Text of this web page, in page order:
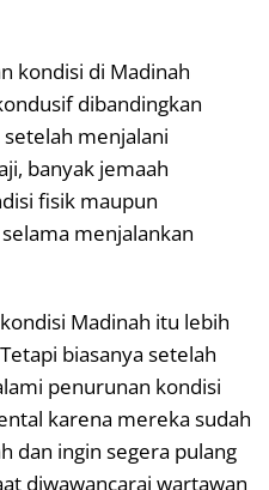
kondisi di Madinah
dibandingkan
menjalani
banyak jemaah
fisik maupun
menjalankan
Madinah itu lebih
biasanya setelah
penurunan kondisi
karena mereka sudah
dan ingin segera pulang
diwawancarai wartawan